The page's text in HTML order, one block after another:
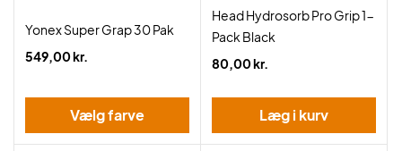
Yonex Super Grap 30 Pak
549,00 kr.
Vælg farve
Head Hydrosorb Pro Grip 1-
Pack Black
80,00 kr.
Læg i kurv